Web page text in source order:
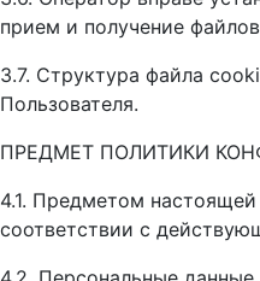
прием и получение
3.7. Структура файла
Пользователя.
ПРЕДМЕТ ПОЛИТИКИ
4.1. Предметом
соответствии с